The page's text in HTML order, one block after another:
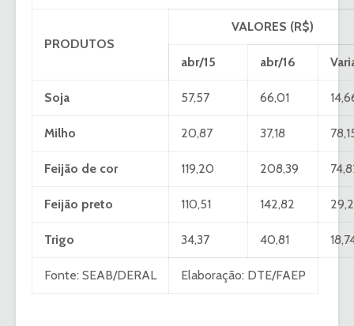
PRODUTOS
VALORES (R$)
abr/15 abr/16
Soja 57,57 66,01
Milho 20,87 37,18
Feijão de cor 119,20 208,39
Feijão preto 110,51 142,82
Trigo 34,37 40,81
Fonte: SEAB/DERAL Elaboração: DTE/FAEP